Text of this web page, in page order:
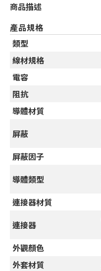
商品描述
產品規格
類型
線材規格
電容
阻抗
導體材質
屏蔽
屏蔽因子
導體類型
連接器材質
連接器
外觀顏色
外套材質